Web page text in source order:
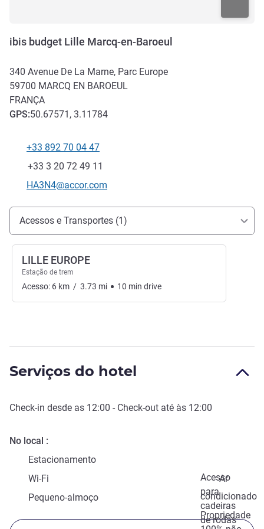
ibis budget Lille Marcq-en-Baroeul
340 Avenue De La Marne, Parc Europe
59700 MARCQ EN BAROEUL
FRANÇA
GPS:50.67571, 3.11784
Telefone
+33 892 70 04 47
Fax
+33 3 20 72 49 11
E-mail de contacto
HA3N4@accor.com
Acesso e transporte
Acessos e Transportes (1)
LILLE EUROPE
Estação de trem
Acesso: 6 km / 3.73 mi 10 min drive
Serviços do hotel
Check-in desde as 12:00 - Check-out até às 12:00
No local
Estacionamento
Acesso
para
cadeiras
de rodas
Wi-Fi
Ar
condicionado
Pequeno-almoço
Propriedade